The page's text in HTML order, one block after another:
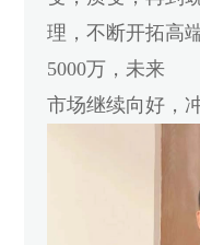
理，不断开拓高
5000万，未来
市场继续向好，